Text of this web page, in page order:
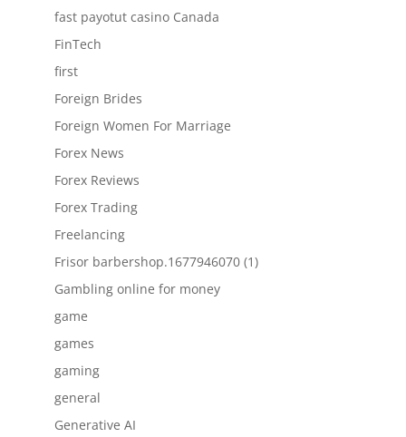
fast payotut casino Canada
FinTech
first
Foreign Brides
Foreign Women For Marriage
Forex News
Forex Reviews
Forex Trading
Freelancing
Frisor barbershop.1677946070 (1)
Gambling online for money
game
games
gaming
general
Generative AI